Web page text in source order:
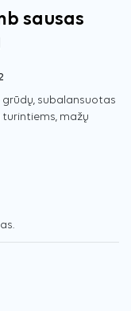
sausas
subalansuotas
mažų